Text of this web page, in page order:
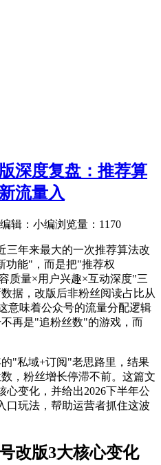
深度复盘：推荐算
流量入
编辑：小编浏览量： 1170
三年来最大的一次推荐算法改
功能"，而是把"推荐权
质量×用户兴趣×互动深度"三
据，改版后非粉丝阅读占比从
意味着公众号的流量分配逻辑
再是"追粉丝数"的游戏，而
"私域+订阅"老思路里，结果
，粉丝增长停滞不前。这篇文
心变化，并给出2026下半年公
口玩法，帮助运营者抓住这波
改版3大核心变化